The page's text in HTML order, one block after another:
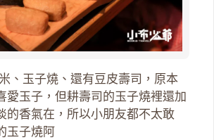
、玉子燒、還有豆皮壽司，原本
愛玉子，但耕壽司的玉子燒裡還加
的香氣在，所以小朋友都不太敢
玉子燒阿